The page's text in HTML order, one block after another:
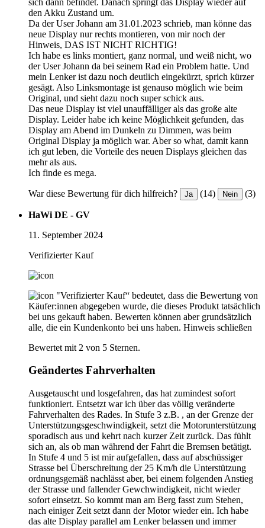
den Akku Zustand um.
Da der User Johann am 31.01.2023 schrieb, man könne das
neue Display nur rechts montieren, von mir noch der
Hinweis, DAS IST NICHT RICHTIG!
Ich habe es links montiert, ganz normal, und weiß nicht, wo
der User Johann da bei seinem Rad ein Problem hatte. Und
mein Lenker ist dazu noch deutlich eingekürzt, sprich kürzer
gesägt. Also Linksmontage ist genauso möglich wie beim
Original, und sieht dazu noch super schick aus.
Das neue Display ist viel unauffälliger als das große alte
Display. Leider habe ich keine Möglichkeit gefunden, das
Display am Abend im Dunkeln zu Dimmen, was beim
Original Display ja möglich war. Aber so what, damit kann
ich gut leben, die Vorteile des neuen Displays gleichen das
mehr als aus.
Ich finde es mega.
War diese Bewertung für dich hilfreich? Ja (14) Nein (3)
HaWi DE - GV
11. September 2024
Verifizierter Kauf
"Verifizierter Kauf“ bedeutet, dass die Bewertung von
Käufer:innen abgegeben wurde, die dieses Produkt tatsächlich
bei uns gekauft haben. Bewerten können aber grundsätzlich
alle, die ein Kundenkonto bei uns haben. Hinweis schließen
Bewertet mit 2 von 5 Sternen.
Geändertes Fahrverhalten
Ausgetauscht und losgefahren, das hat zumindest sofort
funktioniert. Entsetzt war ich über das völlig veränderte
Fahrverhalten des Rades. In Stufe 3 z.B. , an der Grenze der
Unterstützungsgeschwindigkeit, setzt die Motorunterstützung
sporadisch aus und kehrt nach kurzer Zeit zurück. Das fühlt
sich an, als ob man während der Fahrt die Bremsen betätigt.
In Stufe 4 und 5 ist mir aufgefallen, dass auf abschüssiger
Strasse bei Überschreitung der 25 Km/h die Unterstützung
ordnungsgemäß nachlässt aber, bei einem folgenden Anstieg
der Strasse und fallender Gewchwindigkeit, nicht wieder
sofort einsetzt. So kommt man am Berg fasst zum Stehen,
nach einiger Zeit setzt dann der Motor wieder ein. Ich habe
das alte Display parallel am Lenker belassen und immer